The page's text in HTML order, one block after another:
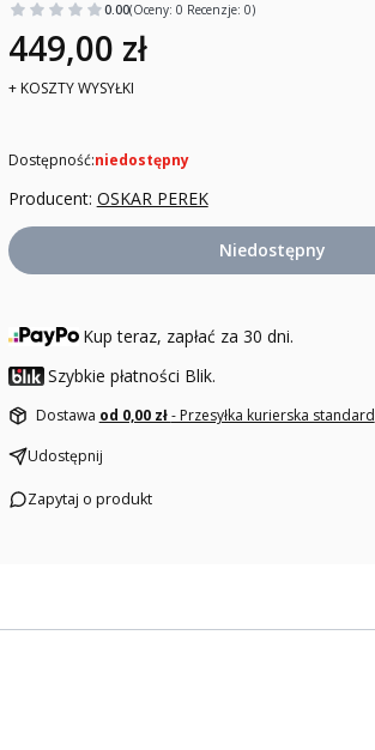
0.00(Oceny: 0 Recenzje: 0)
449,00 zł
+ KOSZTY WYSYŁKI
Dostępność:niedostępny
Producent: OSKAR PEREK
Niedostępny
Kup teraz, zapłać za 30 dni.
Szybkie płatności Blik.
Dostawa od 0,00 zł- Przesyłka kurierska standard
Udostępnij
Zapytaj o produkt